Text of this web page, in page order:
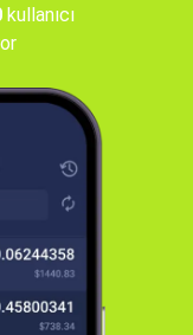
kullanıcı